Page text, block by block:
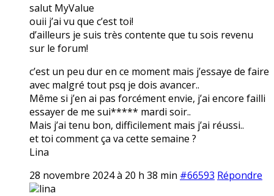
salut MyValue
ouii j’ai vu que c’est toi!
d’ailleurs je suis très contente que tu sois revenu
sur le forum!
c’est un peu dur en ce moment mais j’essaye de faire
avec malgré tout psq je dois avancer..
Même si j’en ai pas forcément envie, j’ai encore failli
essayer de me sui***** mardi soir..
Mais j’ai tenu bon, difficilement mais j’ai réussi..
et toi comment ça va cette semaine ?
Lina
28 novembre 2024 à 20 h 38 min #66593 Répondre
lina